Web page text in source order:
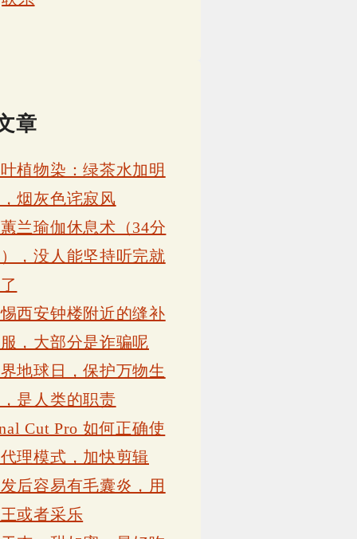
章
植物染：绿茶水加明
烟灰色诧寂风
兰瑜伽休息术（34分
，没人能坚持听完就
西安钟楼附近的缝补
，大部分是诈骗呢
地球日，保护万物生
是人类的职责
Cut Pro 如何正确使
理模式，加快剪辑
后容易有毛囊炎，用
或者采乐